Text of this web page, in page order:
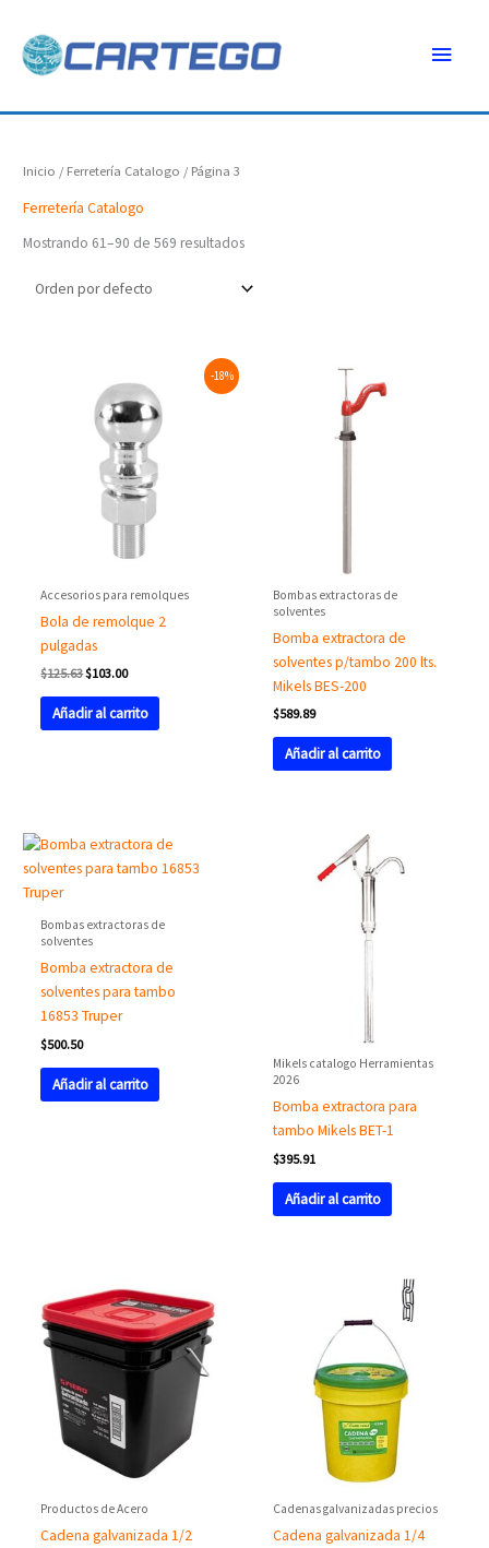
contenido
Inicio / Ferretería Catalogo / Página 3
Ferretería Catalogo
Mostrando 61–90 de 569 resultados
-18%
Accesorios para remolques
Bola de remolque 2
pulgadas
$125.63
price
was:
$125.63.
$103.00
price
is:
$103.00.
Añadir al carrito
Bombas extractoras de
solventes
Bomba extractora de
solventes p/tambo 200 lts.
Mikels BES-200
$589.89
Añadir al carrito
Bombas extractoras de
solventes
Bomba extractora de
solventes para tambo
16853 Truper
$500.50
Añadir al carrito
Mikels catalogo Herramientas
2026
Bomba extractora para
tambo Mikels BET-1
$395.91
Añadir al carrito
Productos de Acero
Cadena galvanizada 1/2
Cadenas galvanizadas precios
Cadena galvanizada 1/4